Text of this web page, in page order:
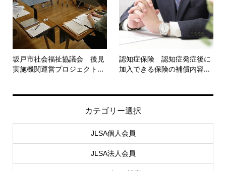
坂戸市社会福祉協議会 後見
実施機関運営プロジェクト...
認知症保険 認知症発症後に
加入できる保険の補償内容...
カテゴリー選択
JLSA個人会員
JLSA法人会員